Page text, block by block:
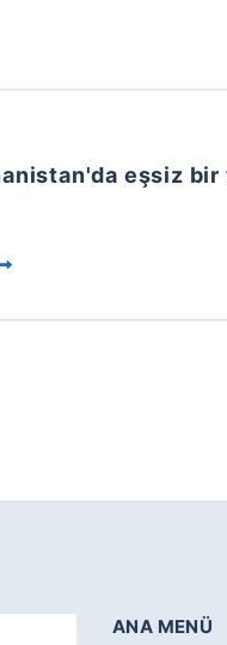
eşsiz
– A UNIQUE
ANA MENÜ